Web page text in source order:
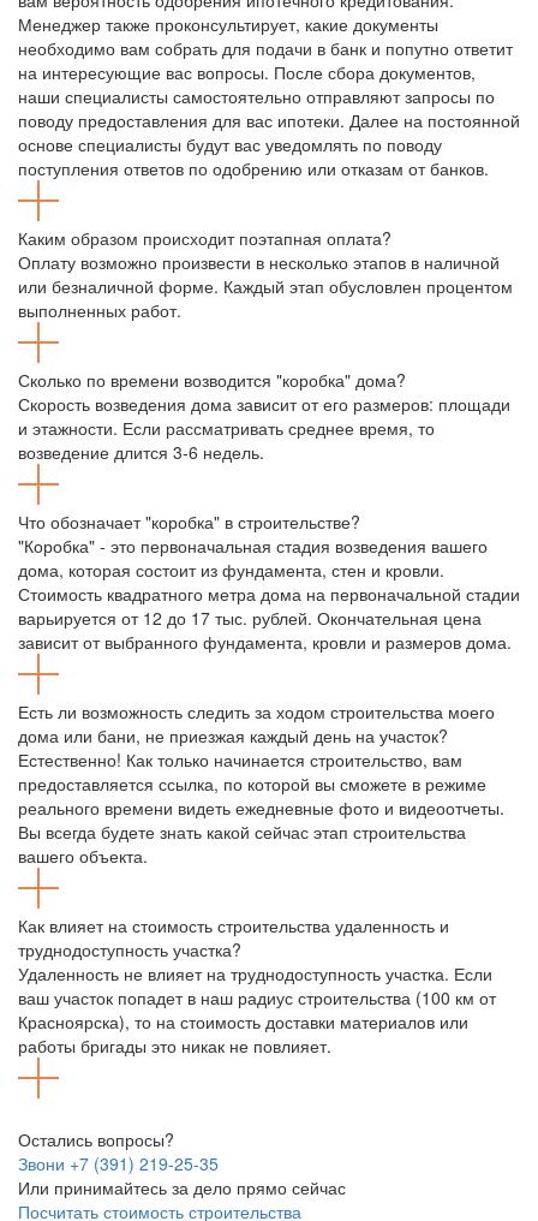
Менеджер также проконсультирует, какие документы
необходимо вам собрать для подачи в банк и попутно ответит
на интересующие вас вопросы. После сбора документов,
наши специалисты самостоятельно отправляют запросы по
поводу предоставления для вас ипотеки. Далее на постоянной
основе специалисты будут вас уведомлять по поводу
поступления ответов по одобрению или отказам от банков.
Каким образом происходит поэтапная оплата?
Оплату возможно произвести в несколько этапов в наличной
или безналичной форме. Каждый этап обусловлен процентом
выполненных работ.
Сколько по времени возводится "коробка" дома?
Скорость возведения дома зависит от его размеров: площади
и этажности. Если рассматривать среднее время, то
возведение длится 3-6 недель.
Что обозначает "коробка" в строительстве?
"Коробка" - это первоначальная стадия возведения вашего
дома, которая состоит из фундамента, стен и кровли.
Стоимость квадратного метра дома на первоначальной стадии
варьируется от 12 до 17 тыс. рублей. Окончательная цена
зависит от выбранного фундамента, кровли и размеров дома.
Есть ли возможность следить за ходом строительства моего
дома или бани, не приезжая каждый день на участок?
Естественно! Как только начинается строительство, вам
предоставляется ссылка, по которой вы сможете в режиме
реального времени видеть ежедневные фото и видеоотчеты.
Вы всегда будете знать какой сейчас этап строительства
вашего объекта.
Как влияет на стоимость строительства удаленность и
труднодоступность участка?
Удаленность не влияет на труднодоступность участка. Если
ваш участок попадет в наш радиус строительства (100 км от
Красноярска), то на стоимость доставки материалов или
работы бригады это никак не повлияет.
Остались вопросы?
Звони +7 (391) 219-25-35
Или принимайтесь за дело прямо сейчас
Посчитать стоимость строительства